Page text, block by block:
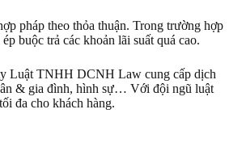
pháp theo thỏa thuận. Trong trường hợp
buộc trả các khoản lãi suất quá cao.
Luật TNHH DCNH Law cung cấp dịch
& gia đình, hình sự… Với đội ngũ luật
đa cho khách hàng.